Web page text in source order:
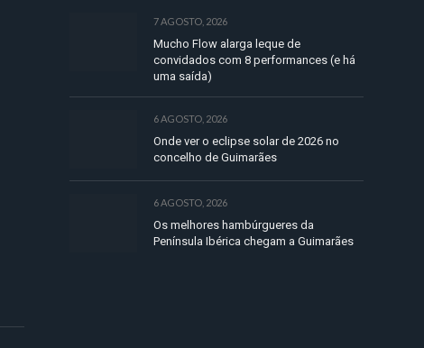
7 AGOSTO, 2026
Mucho Flow alarga leque de
convidados com 8 performances (e há
uma saída)
6 AGOSTO, 2026
Onde ver o eclipse solar de 2026 no
concelho de Guimarães
6 AGOSTO, 2026
Os melhores hambúrgueres da
Península Ibérica chegam a Guimarães